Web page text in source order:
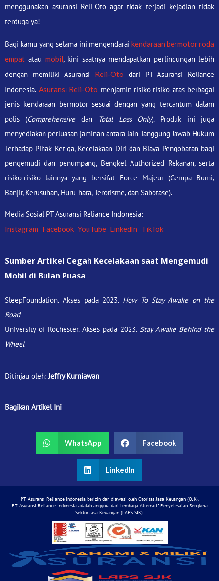
menggunakan asuransi Reli-Oto agar tidak terjadi kejadian tidak
terduga ya!
Bagi kamu yang selama ini mengendarai kendaraan bermotor roda
empat atau mobil, kini saatnya mendapatkan perlindungan lebih
dengan memiliki Asuransi Reli-Oto dari PT Asuransi Reliance
Indonesia. Asuransi Reli-Oto menjamin risiko-risiko atas berbagai
jenis kendaraan bermotor sesuai dengan yang tercantum dalam
polis (Comprehensivedan Total Loss Only). Produk ini juga
menyediakan perluasan jaminan antara lain Tanggung Jawab Hukum
Terhadap Pihak Ketiga, Kecelakaan Diri dan Biaya Pengobatan bagi
pengemudi dan penumpang, Bengkel Authorized Rekanan, serta
risiko-risiko lainnya yang bersifat Force Majeur (Gempa Bumi,
Banjir, Kerusuhan, Huru-hara, Terorisme, dan Sabotase).
Media Sosial PT Asuransi Reliance Indonesia:
Instagram Facebook YouTube LinkedIn TikTok
Sumber Artikel Cegah Kecelakaan saat Mengemudi
Mobil di Bulan Puasa
SleepFoundation. Akses pada 2023. How To Stay Awake on the
Road
University of Rochester. Akses pada 2023. Stay Awake Behind the
Wheel
Ditinjau oleh:Jeffry Kurniawan
Bagikan Artikel Ini
WhatsApp Facebook
LinkedIn
PT Asuransi Reliance Indonesia berizin dan diawasi oleh Otoritas Jasa Keuangan (OJK).
PT Asuransi Reliance Indonesia adalah anggota dari Lembaga Alternatif Penyelesaian Sengketa
Sektor Jasa Keuangan (LAPS SJK).